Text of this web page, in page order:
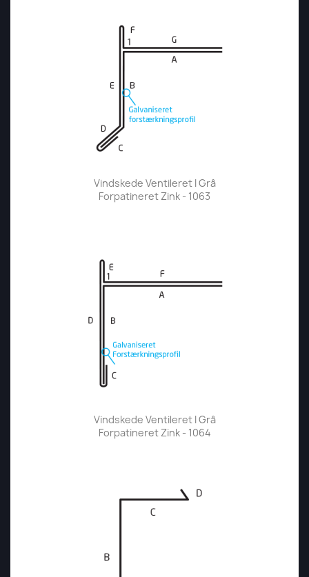
Vindskede Ventileret I Grå
Forpatineret Zink - 1063
Vindskede Ventileret I Grå
Forpatineret Zink - 1064